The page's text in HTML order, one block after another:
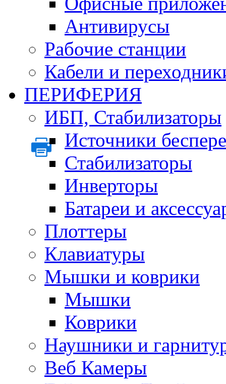
Антивирусы
Рабочие станции
Кабели и
ПЕРИФЕРИЯ
ИБП, Стабилизаторы
Источники
Стабилизаторы
Инверторы
Батареи и
Плоттеры
Клавиатуры
Мышки и коврики
Мышки
Коврики
Наушники и
Веб Камеры